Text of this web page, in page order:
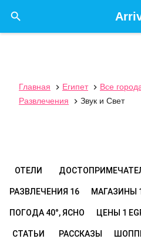

Главная  Египет  Все
Развлечения
 Звук и Свет
ОТЕЛИ
РАЗВЛЕЧЕНИЯ 16 МАГАЗИНЫ 1
ПОГОДА 40°, ЯСНО ЦЕНЫ 1
СТАТЬИ РАССКАЗЫ